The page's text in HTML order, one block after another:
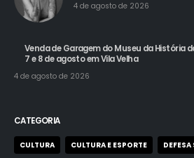
4 de agosto de 2026
Venda de Garagem do Museu da História
7 e 8 de agosto em Vila Velha
4 de agosto de 2026
CATEGORIA
CULTURA CULTURA E ESPORTE